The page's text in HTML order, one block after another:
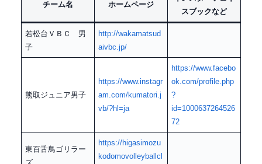
チーム名 ホームページ
スブックなど
若松台ＶＢＣ 男
子
http://wakamatsud
aivbc.jp/
熊取ジュニア男子
https://www.instagr
am.com/kumatori.j
vb/?hl=ja
https://www.facebo
ok.com/profile.php
?
id=1000637264526
72
東百舌鳥ゴリラー
https://higasimozu
kodomovolleyballcl